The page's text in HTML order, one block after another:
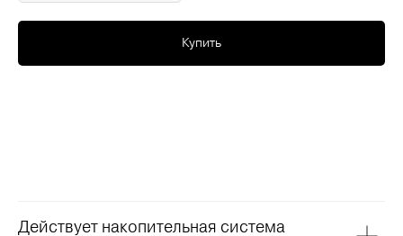
Купить
Действует накопительная система